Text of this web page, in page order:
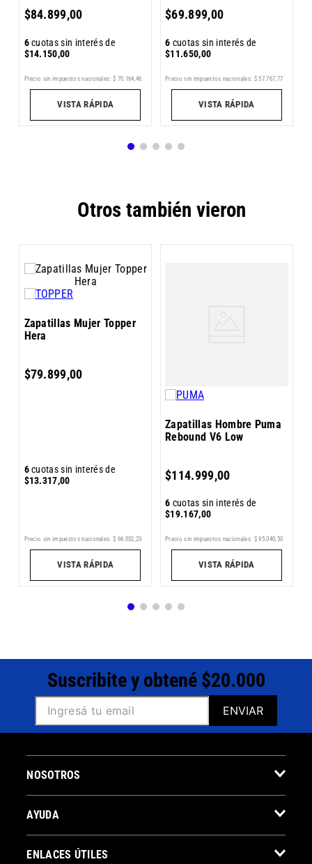
$84.899,00
6cuotas sin interés de
$14.150,00
Precio sin impuestos nacionales: $ 70 164 46
VISTA RÁPIDA
$69.899,00
6 cuotas sin interés de
$11.650,00
Precio sin impuestos nacionales: $ 57.767 77
VISTA RÁPIDA
Otros también vieron
Zapatillas Mujer Topper
Hera
$79.899,00
6cuotas sin interés de
$13.317,00
Precio sin impuestos nacionales: $ 66 032 23
VISTA RÁPIDA
Zapatillas Hombre Puma
Rebound V6 Low
$114.999,00
6 cuotas sin interés de
$19.167,00
Precio sin impuestos nacionales: $ 95.040 50
VISTA RÁPIDA
Suscribite y obtené $20.000
ENVIAR
NOSOTROS
AYUDA
ENLACES ÚTILES